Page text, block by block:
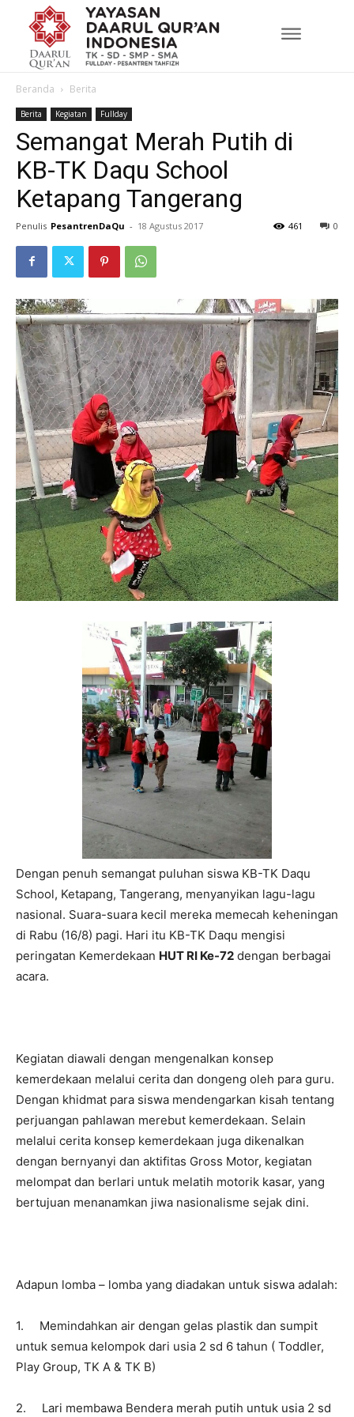
Beranda Berita
Berita Kegiatan Fullday
Semangat Merah Putih di
KB-TK Daqu School
Ketapang Tangerang
Penulis PesantrenDaQu - 18 Agustus 2017 0
461
Dengan penuh semangat puluhan siswa KB-TK Daqu
School, Ketapang, Tangerang, menyanyikan lagu-lagu
nasional. Suara-suara kecil mereka memecah keheningan
di Rabu (16/8) pagi. Hari itu KB-TK Daqu mengisi
peringatan Kemerdekaan HUT RI Ke-72 dengan berbagai
acara.
Kegiatan diawali dengan mengenalkan konsep
kemerdekaan melalui cerita dan dongeng oleh para guru.
Dengan khidmat para siswa mendengarkan kisah tentang
perjuangan pahlawan merebut kemerdekaan. Selain
melalui cerita konsep kemerdekaan juga dikenalkan
dengan bernyanyi dan aktifitas Gross Motor, kegiatan
melompat dan berlari untuk melatih motorik kasar, yang
bertujuan menanamkan jiwa nasionalisme sejak dini.
Adapun lomba – lomba yang diadakan untuk siswa adalah:
1. Memindahkan air dengan gelas plastik dan sumpit
untuk semua kelompok dari usia 2 sd 6 tahun ( Toddler,
Play Group, TK A & TK B)
2. Lari membawa Bendera merah putih untuk usia 2 sd